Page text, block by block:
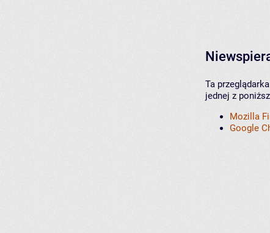
Ta
jednej z
Mozilla
Google